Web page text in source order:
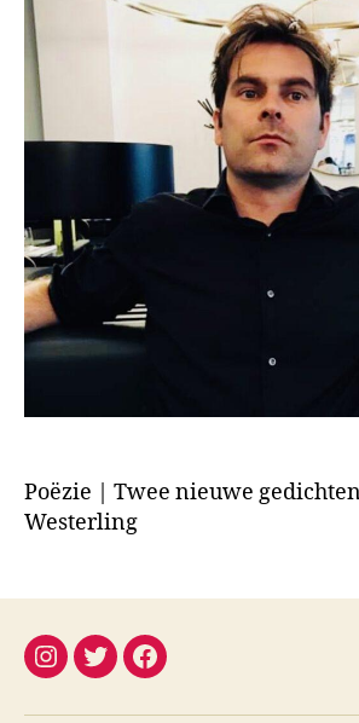
Poëzie | Twee nieuwe
Westerling
instagram
twitterfacebook